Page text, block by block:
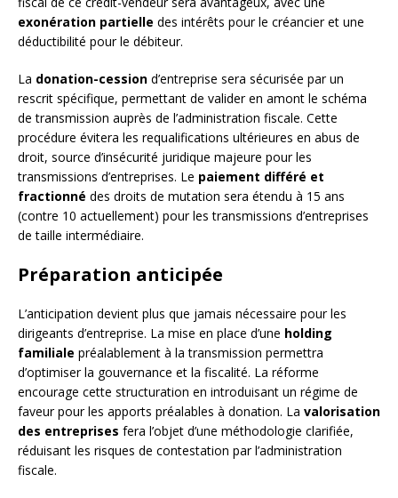
exonération partielle des intérêts pour le créancier et une
déductibilité pour le débiteur.
La donation-cession d’entreprise sera sécurisée par un
rescrit spécifique, permettant de valider en amont le schéma
de transmission auprès de l’administration fiscale. Cette
procédure évitera les requalifications ultérieures en abus de
droit, source d’insécurité juridique majeure pour les
transmissions d’entreprises. Le paiement différé et
fractionné des droits de mutation sera étendu à 15 ans
(contre 10 actuellement) pour les transmissions d’entreprises
de taille intermédiaire.
Préparation anticipée
L’anticipation devient plus que jamais nécessaire pour les
dirigeants d’entreprise. La mise en place d’une holding
familiale préalablement à la transmission permettra
d’optimiser la gouvernance et la fiscalité. La réforme
encourage cette structuration en introduisant un régime de
faveur pour les apports préalables à donation. La valorisation
des entreprises fera l’objet d’une méthodologie clarifiée,
réduisant les risques de contestation par l’administration
fiscale.